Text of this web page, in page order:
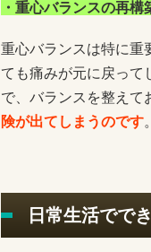
・重心バランスの再構
重心バランスは特に重
ても痛みが元に戻って
で、バランスを整えて
険が出てしまうのです。
日常生活でで